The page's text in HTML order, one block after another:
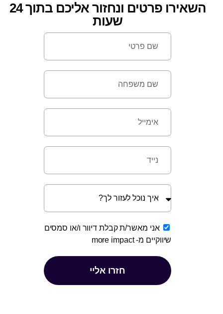
השאירו פרטים ונחזור אליכם בתוך 24
שעות
אני מאשר/ת קבלת דיוור ו/או סמסים
שיווקיים מ-more impact
חזרו אליי